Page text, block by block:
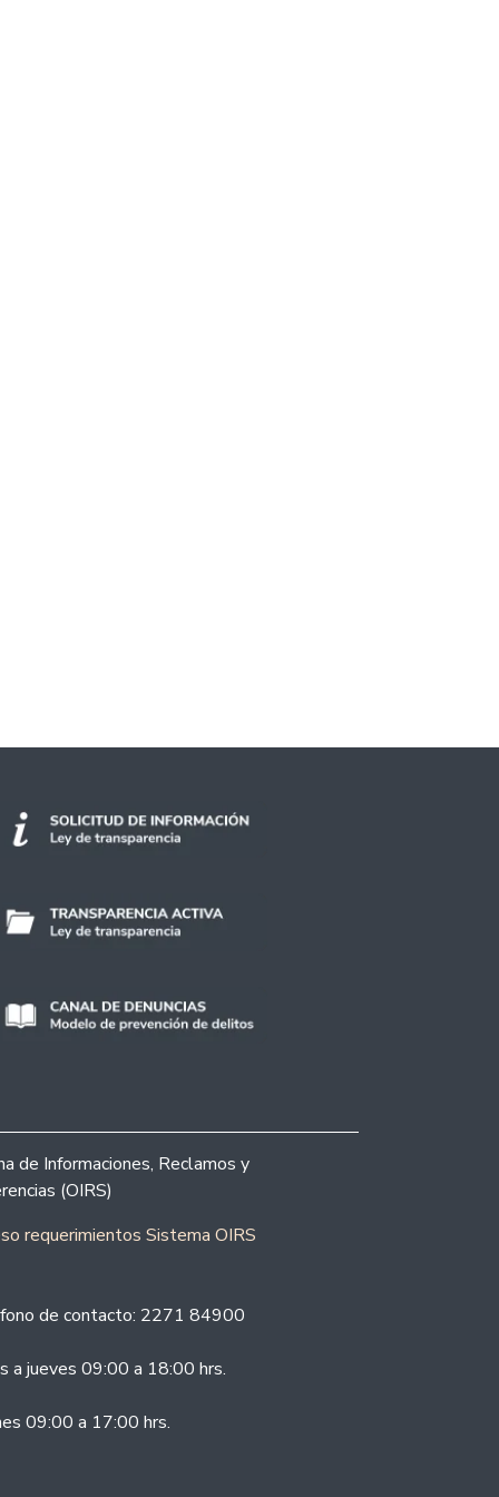
de Informaciones, Reclamos y
(OIRS)
requerimientos Sistema OIRS
de contacto: 2271 84900
a jueves 09:00 a 18:00 hrs.
09:00 a 17:00 hrs.